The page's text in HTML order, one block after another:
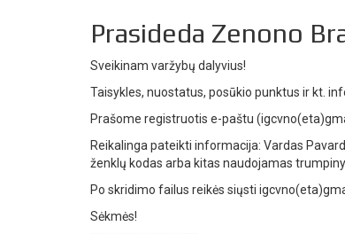
Prasideda Zenono
Sveikinam varžybų dalyvius!
Taisykles, nuostatus, posūkio punktus ir kt.
Prašome registruotis e-paštu
Reikalinga pateikti informacija: Vardas
ženklų kodas arba kitas naudojamas
Po skridimo failus reikės siųsti
Sėkmės!